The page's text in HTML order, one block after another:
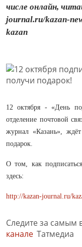
числе онлайн,
journal.ru/kazan-
kazan
12 октября - «День
отделение почтовой
журнал «Казань»,
подарок.
О том, как
здесь:
http://kazan-journal.ru/
Следите за
канале Татмедиа